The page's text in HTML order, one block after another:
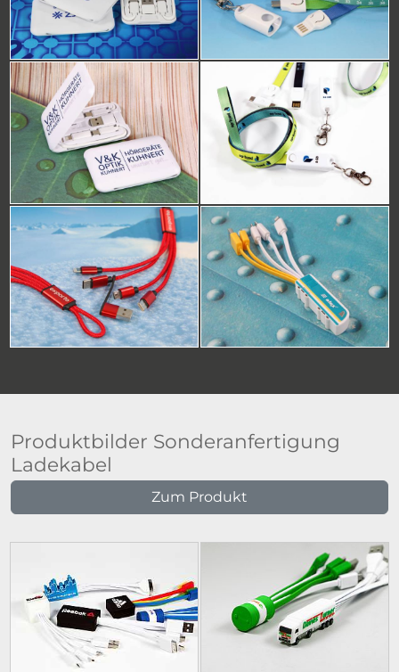
Produktbilder Sonderanfertigung
Ladekabel
Zum Produkt